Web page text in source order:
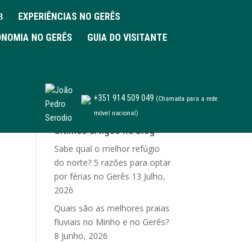
EXPERIÊNCIAS NO GERÊS
NO GERÊS
GUIA DO VISITANTE
+351 914 509 049 (Chamada para a rede
móvel nacional)
Últimos artigos no blog
Sabe qual o melhor refúgio
do norte? 5 razões para optar
por férias no Gerês 13 Julho,
2026
Quais são as melhores praias
fluviais no Minho e no Gerês?
8 Junho, 2026